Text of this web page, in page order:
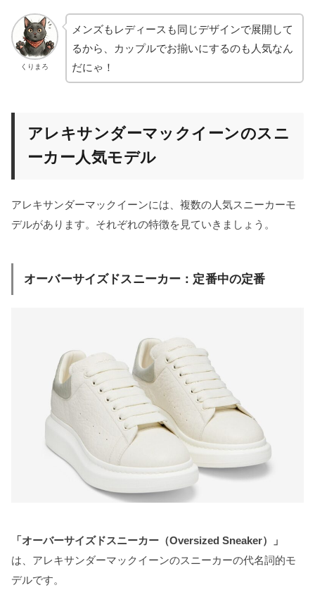
くりまろ
メンズもレディースも同じデザインで展開して
るから、カップルでお揃いにするのも人気なん
だにゃ！
アレキサンダーマックイーンのスニ
ーカー人気モデル
アレキサンダーマックイーンには、複数の人気スニーカーモ
デルがあります。それぞれの特徴を見ていきましょう。
オーバーサイズドスニーカー：定番中の定番
「オーバーサイズドスニーカー（Oversized Sneaker）」
は、アレキサンダーマックイーンのスニーカーの代名詞的モ
デルです。